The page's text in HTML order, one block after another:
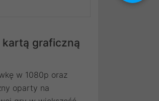
kartą graficzną
w 1080p oraz
oparty na